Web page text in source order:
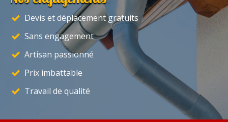
Devis et déplacement gratuits
Sans engagement
Artisan passionné
Prix imbattable
Travail de qualité